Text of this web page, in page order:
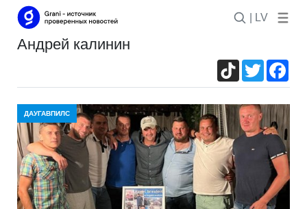
| LV
андрей калинин
TikTokTwitter
ДАУГАВПИЛС